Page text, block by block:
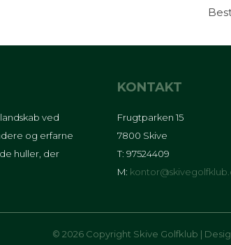
ved
og erfarne
huller, der
KONTAKT
Frugtparken 15
7800 Skive
T: 97524409
M:
© 2026 Copyright Skive Golfklub |